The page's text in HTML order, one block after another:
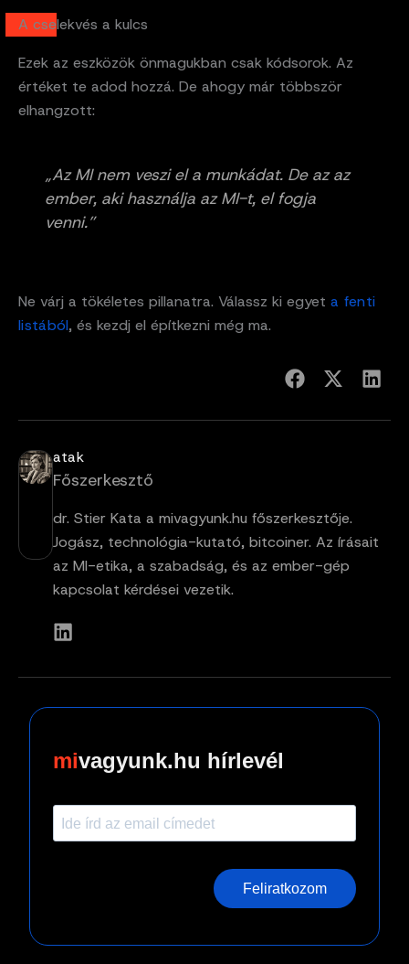
A cselekvés a kulcs
Ezek az eszközök önmagukban csak kódsorok. Az
értéket te adod hozzá. De ahogy már többször
elhangzott:
„Az MI nem veszi el a munkádat. De az az
ember, aki használja az MI-t, el fogja
venni.”
Ne várj a tökéletes pillanatra. Válassz ki egyet a fenti
listából, és kezdj el építkezni még ma.
atak
Főszerkesztő
dr. Stier Kata a mivagyunk.hu főszerkesztője.
Jogász, technológia-kutató, bitcoiner. Az írásait
az MI-etika, a szabadság, és az ember-gép
kapcsolat kérdései vezetik.
vagyunk.hu hírlevél
Feliratkozom